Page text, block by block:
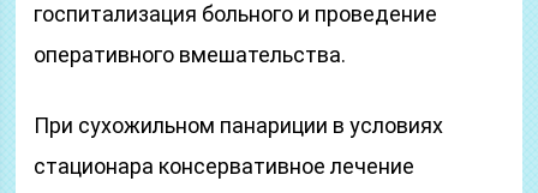
госпитализация больного и проведение
оперативного вмешательства.
При сухожильном панариции в условиях
стационара консервативное лечение